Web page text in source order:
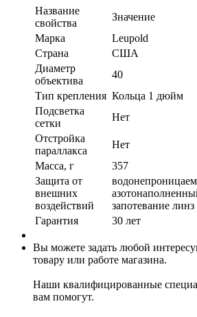
Название
свойства
Значение
Марка
Leupold
Страна
США
Диаметр
объектива
40
Тип крепления Кольца 1 дюйм
Подсветка
сетки
Нет
Отстройка
параллакса
Нет
Масса, г
357
Защита от
внешних
воздействий
запотевание
Гарантия
30 лет
Вы можете задать любой
товару или работе магазина.
Наши квалифицированные
вам помогут.